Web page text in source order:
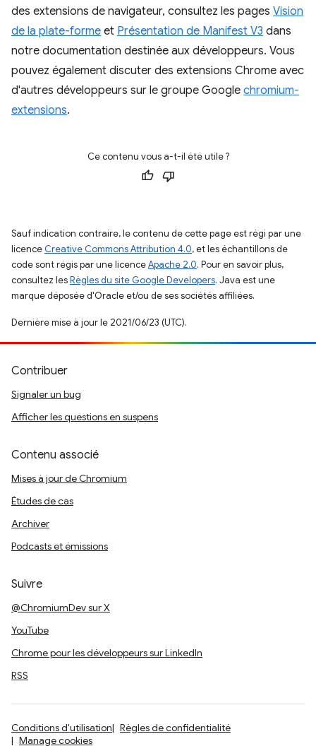
des extensions de navigateur, consultez les pages Vision
de la plate-forme et Présentation de Manifest V3 dans
notre documentation destinée aux développeurs. Vous
pouvez également discuter des extensions Chrome avec
d'autres développeurs sur le groupe Google chromium-
extensions.
Ce contenu vous a-t-il été utile ?
Sauf indication contraire, le contenu de cette page est régi par une
licence Creative Commons Attribution 4.0, et les échantillons de
code sont régis par une licenceApache 2.0. Pour en savoir plus,
consultez lesRègles du site Google Developers. Java est une
marque déposée d'Oracle et/ou de ses sociétés affiliées.
Dernière mise à jour le 2021/06/23 (UTC).
Contribuer
Signaler un bug
Afficher les questions en suspens
Contenu associé
Mises à jour de Chromium
Études de cas
Archiver
Podcasts et émissions
Suivre
@ChromiumDev sur X
YouTube
Chrome pour les développeurs sur LinkedIn
RSS
Conditions d'utilisation
Règles de confidentialité
Manage cookies